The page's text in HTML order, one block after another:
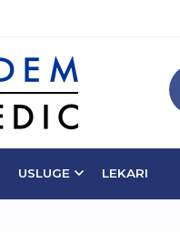
USLUGE LEKARI